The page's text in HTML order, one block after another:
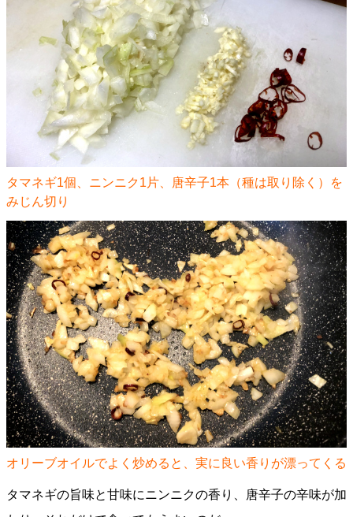
タマネギ1個、ニンニク1片、唐辛子1本（種は取り除く）を
みじん切り
オリーブオイルでよく炒めると、実に良い香りが漂ってくる
タマネギの旨味と甘味にニンニクの香り、唐辛子の辛味が加